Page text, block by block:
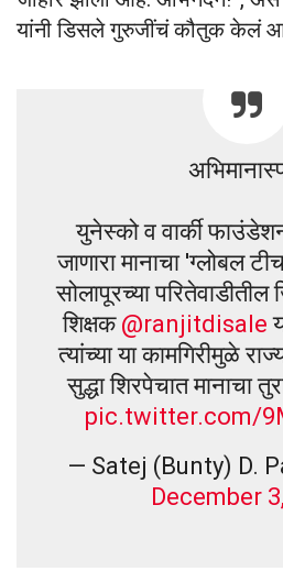
यांनी डिसले गुरुजींचं कौतुक केलं
युनेस्को व वार्की
जाणारा मानाचा 'ग्लोबल
सोलापूरच्या परितेवाडीतील
शिक्षक @ranjitdisale
त्यांच्या या कामगिरीमुळे
सुद्धा शिरपेचात मानाचा
pic.twitter.com/
— Satej (Bunty) D.
December